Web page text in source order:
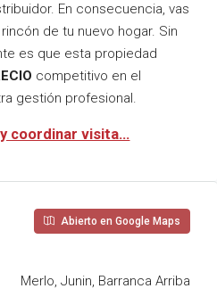
En consecuencia, vas
de tu nuevo hogar. Sin
es que esta propiedad
competitivo en el
gestión profesional.
coordinar visita…
Abierto en Google Maps
Merlo, Junin, Barranca Arriba